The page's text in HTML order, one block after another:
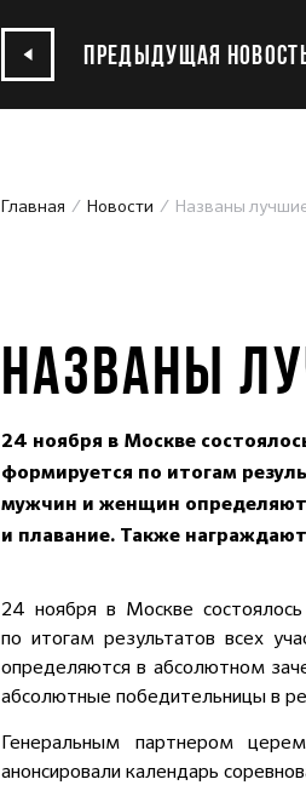
ПРЕДЫДУЩАЯ
Главная Новости Названы
НАЗВАНЫ
24 ноября в Москве
формируется по итогам
мужчин и женщин
и плавание. Также
24 ноября в Москве
по итогам результатов всех
определяются в абсолютном
абсолютные победительницы в
Генеральным партнером
анонсировали календарь